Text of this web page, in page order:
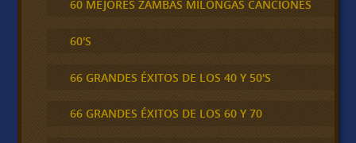
60 MEJORES ZAMBAS MILONGAS CANCIONES
60'S
66 GRANDES ÉXITOS DE LOS 40 Y 50'S
66 GRANDES ÉXITOS DE LOS 60 Y 70